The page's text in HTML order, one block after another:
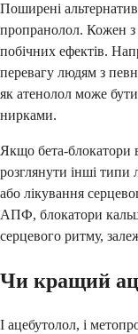
Поширені
пропранолол. Кожен з
побічних ефектів.
перевагу людям з
як атенолол може
нирками.
Якщо бета-блокатори
розглянути інші типи
або лікування
АПФ, блокатори
серцевого ритму,
Чи кращий
І ацебутолол, і